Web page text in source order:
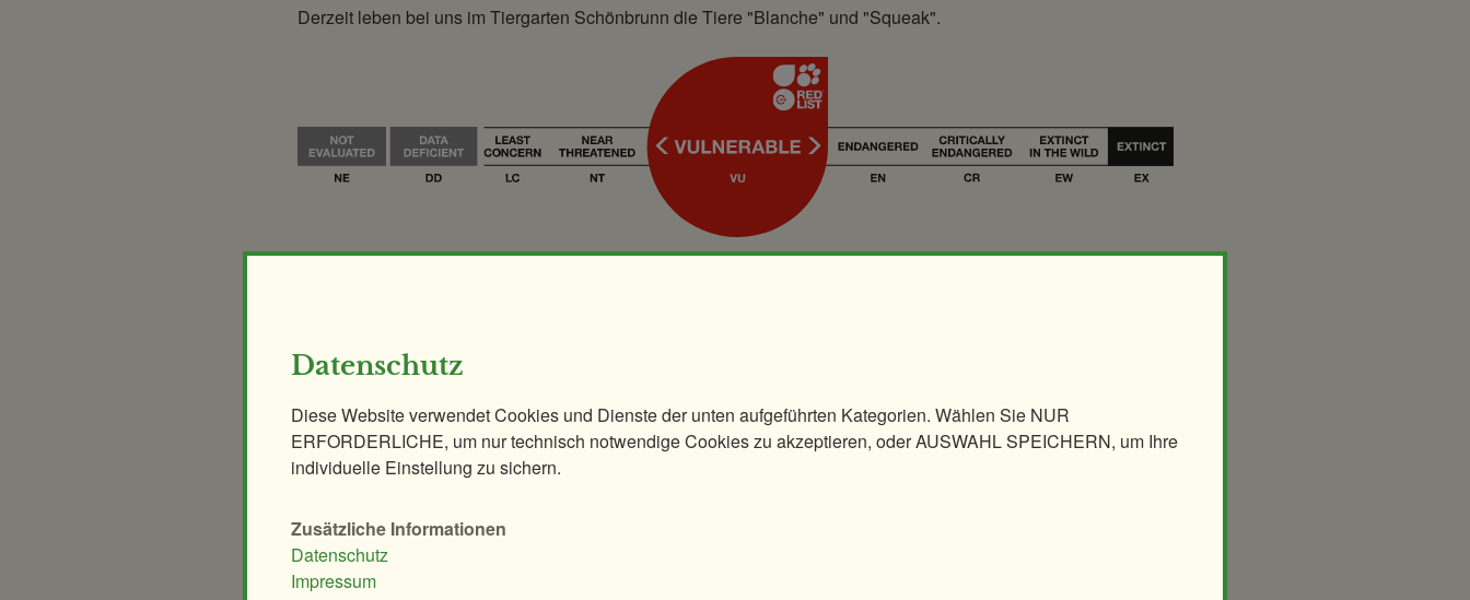
Derzeit leben bei uns im Tiergarten Schönbrunn die Tiere "Blanche" und "Squeak".
Drillinge bei den Zwergottern geboren
Training für "kleine Gangster"
Mehr News
Tierpflegerteam
Datenschutz
Diese Website verwendet Cookies und Dienste der unten aufgeführten Kategorien. Wählen Sie NUR
ERFORDERLICHE, um nur technisch notwendige Cookies zu akzeptieren, oder AUSWAHL SPEICHERN, um Ihre
individuelle Einstellung zu sichern.
Zusätzliche Informationen
Datenschutz
Impressum